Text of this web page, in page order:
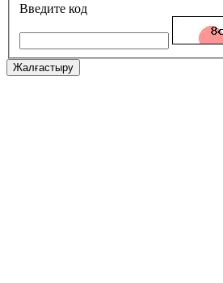
Введите код
Жалғастыру